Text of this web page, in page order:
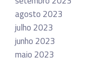
agosto 2023
julho 2023
junho 2023
maio 2023